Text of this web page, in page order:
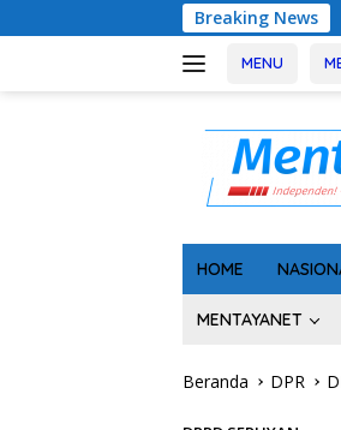
ke
Breaking News
MENU
HOME
MENTAYANET
Beranda DPR